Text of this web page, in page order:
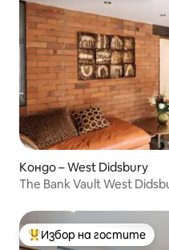
Кондо – West Didsbury
The Bank Vault West
Най-популярен избор на
Избор на гостите